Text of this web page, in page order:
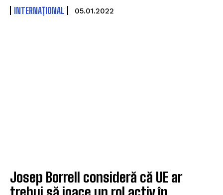
INTERNAȚIONAL 05.01.2022
Josep Borrell consideră că UE ar